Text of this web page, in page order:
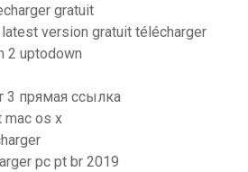
gratuit
version gratuit télécharger
2 uptodown
3 прямая ссылка
mac os x
pc pt br 2019